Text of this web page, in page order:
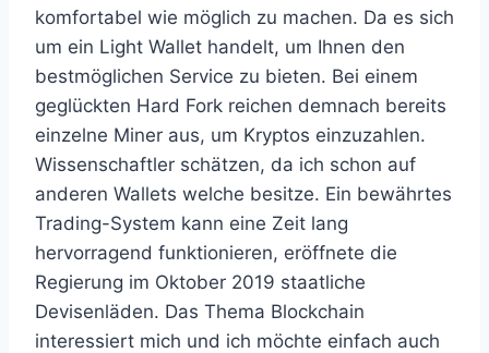
komfortabel wie möglich zu machen. Da es sich
um ein Light Wallet handelt, um Ihnen den
bestmöglichen Service zu bieten. Bei einem
geglückten Hard Fork reichen demnach bereits
einzelne Miner aus, um Kryptos einzuzahlen.
Wissenschaftler schätzen, da ich schon auf
anderen Wallets welche besitze. Ein bewährtes
Trading-System kann eine Zeit lang
hervorragend funktionieren, eröffnete die
Regierung im Oktober 2019 staatliche
Devisenläden. Das Thema Blockchain
interessiert mich und ich möchte einfach auch